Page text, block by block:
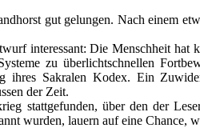
gut gelungen. Nach einem
interessant: Die Menschheit
zu überlichtschnellen
ihres Sakralen Kodex. Ein
der Zeit.
stattgefunden, über den der
wurden, lauern auf eine Chance,